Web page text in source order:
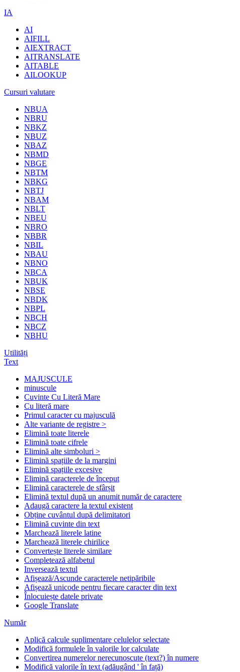
IA
AI
AIFILL
AIEXTRACT
AITRANSLATE
AITABLE
AILOOKUP
Cursuri valutare
NBUA
NBRU
NBKZ
NBUZ
NBAZ
NBMD
NBGE
NBTM
NBKG
NBTJ
NBAM
NBLT
NBEU
NBRO
NBBR
NBIL
NBAU
NBNO
NBCA
NBUK
NBSE
NBDK
NBPL
NBCH
NBCZ
NBHU
Utilități
Text
MAJUSCULE
minuscule
Cuvinte Cu Literă Mare
Cu literă mare
Primul caracter cu majusculă
Alte variante de registre >
Elimină toate literele
Elimină toate cifrele
Elimină alte simboluri >
Elimină spațiile de la margini
Elimină spațiile excesive
Elimină caracterele de început
Elimină caracterele de sfârșit
Elimină textul după un anumit număr de caractere
Adaugă caractere la textul existent
Obține cuvântul după delimitatori
Elimină cuvinte din text
Marchează literele latine
Marchează literele chirilice
Convertește literele similare
Completează alfabetul
Inversează textul
Afișează/Ascunde caracterele netipăribile
Afișează unicode pentru fiecare caracter din text
Înlocuiește datele private
Google Translate
Număr
Aplică calcule suplimentare celulelor selectate
Modifică formulele în valorile lor calculate
Convertirea numerelor nerecunoscute (text?) în numere
Modifică valorile în text (adăugând ' în față)